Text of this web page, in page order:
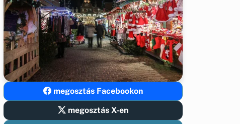
megosztás Facebookon
megosztás X-en